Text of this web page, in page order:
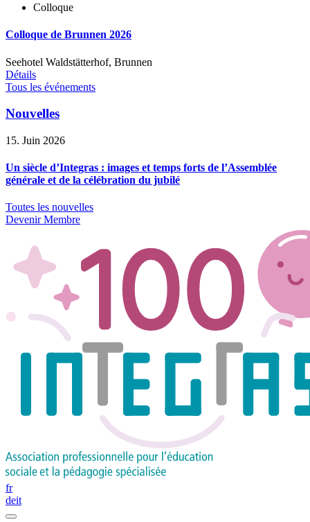
Colloque
Colloque de Brunnen 2026
Seehotel Waldstätterhof, Brunnen
Détails
Tous les événements
Nouvelles
15. Juin 2026
Un siècle d’Integras : images et temps forts de l’Assemblée
générale et de la célébration du jubilé
Toutes les nouvelles
Devenir Membre
fr
deit